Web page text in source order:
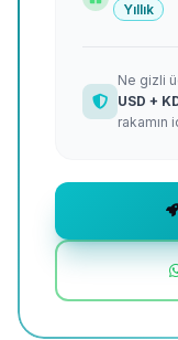
Yıllık
Ne gizli
USD +
rakamın